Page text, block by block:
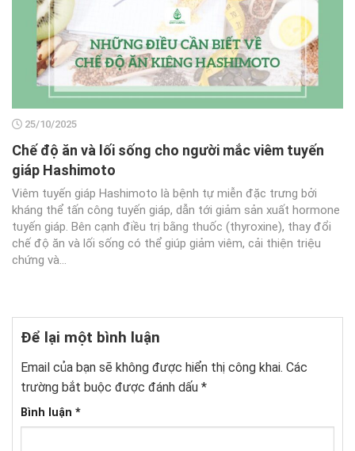
25/10/2025
Chế độ ăn và lối sống cho người mắc viêm tuyến
giáp Hashimoto
Viêm tuyến giáp Hashimoto là bệnh tự miễn đặc trưng bởi
kháng thể tấn công tuyến giáp, dẫn tới giảm sản xuất hormone
tuyến giáp. Bên cạnh điều trị bằng thuốc (thyroxine), thay đổi
chế độ ăn và lối sống có thể giúp giảm viêm, cải thiện triệu
chứng và...
Để lại một bình luận
Email của bạn sẽ không được hiển thị công khai. Các
trường bắt buộc được đánh dấu *
Bình luận *